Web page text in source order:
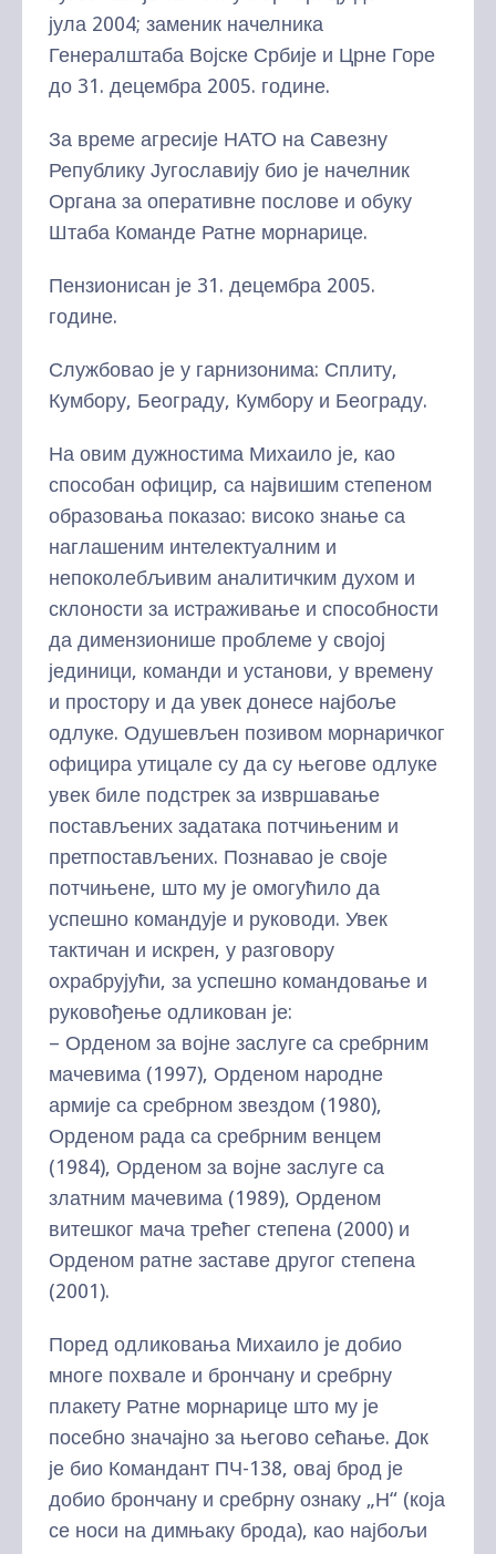
јула 2004; заменик начелника
Генералштаба Војске Србије и Црне Горе
до 31. децембра 2005. године.
За време агресије НАТО на Савезну
Републику Југославију био је начелник
Органа за оперативне послове и обуку
Штаба Команде Ратне морнарице.
Пензионисан је 31. децембра 2005.
године.
Службовао је у гарнизонима: Сплиту,
Кумбору, Београду, Кумбору и Београду.
На овим дужностима Михаило је, као
способан официр, са највишим степеном
образовања показао: високо знање са
наглашеним интелектуалним и
непоколебљивим аналитичким духом и
склоности за истраживање и способности
да димензионише проблеме у својој
јединици, команди и установи, у времену
и простору и да увек донесе најбоље
одлуке. Одушевљен позивом морнаричког
официра утицале су да су његове одлуке
увек биле подстрек за извршавање
постављених задатака потчињеним и
претпостављених. Познавао је своје
потчињене, што му је омогућило да
успешно командује и руководи. Увек
тактичан и искрен, у разговору
охрабрујући, за успешно командовање и
руковођење одликован је:
– Орденом за војне заслуге са сребрним
мачевима (1997), Орденом народне
армије са сребрном звездом (1980),
Орденом рада са сребрним венцем
(1984), Орденом за војне заслуге са
златним мачевима (1989), Орденом
витешког мача трећег степена (2000) и
Орденом ратне заставе другог степена
(2001).
Поред одликовања Михаило је добио
многе похвале и брончану и сребрну
плакету Ратне морнарице што му је
посебно значајно за његово сећање. Док
је био Командант ПЧ-138, овај брод је
добио брончану и сребрну ознаку „Н“ (која
се носи на димњаку брода), као најбољи